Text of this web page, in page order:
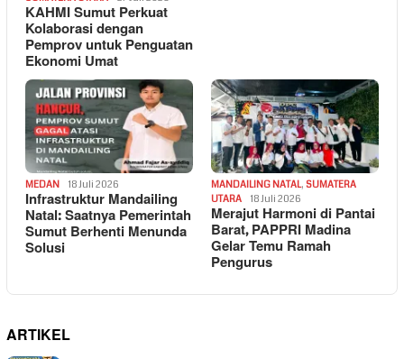
KAHMI Sumut Perkuat
Kolaborasi dengan
Pemprov untuk Penguatan
Ekonomi Umat
MEDAN 18 Juli 2026
Infrastruktur Mandailing
Natal: Saatnya Pemerintah
Sumut Berhenti Menunda
Solusi
MANDAILING NATAL, SUMATERA
UTARA
18 Juli 2026
Merajut Harmoni di Pantai
Barat, PAPPRI Madina
Gelar Temu Ramah
Pengurus
ARTIKEL